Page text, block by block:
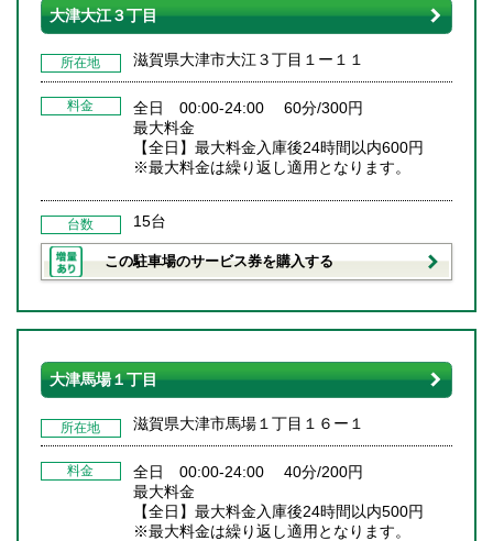
大津大江３丁目
所在地 滋賀県大津市大江３丁目１ー１１
料金
全日 00:00-24:00 60分/300円
最大料金
【全日】最大料金入庫後24時間以内600円
※最大料金は繰り返し適用となります。
台数 15台
この駐車場のサービス券を購入する
大津馬場１丁目
所在地 滋賀県大津市馬場１丁目１６ー１
料金
全日 00:00-24:00 40分/200円
最大料金
【全日】最大料金入庫後24時間以内500円
※最大料金は繰り返し適用となります。